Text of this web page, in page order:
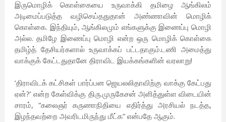
இருமொழிக் கொள்கையை உருவாக்கி தமிழை ஆங்கிலம்
அடிமைப்படுத்த வழிசெய்ததுதான் அண்ணாவின் மொழிக்
கொள்கை. இந்தியும், ஆங்கிலமும் எங்களுக்கு இணைப்பு மொழி
அல்ல. தமிழே இணைப்பு மொழி என்ற ஒரு மொழிக் கொள்கை
தமிழ்த் தேசியர்களால் உருவாக்கப் பட்டதாகும்.டணி அமைத்து
வாக்குக் கேட்டதுதானே திராவிட இயக்கங்களின் வரலாறு!
‘திராவிடக் கட்சிகள் பார்ப்பன‌ ஜெயலலிதாவிற்கு வாக்கு கேட்பது
ஏன்?’ என்ற கேள்விக்கு திரு.முருகேசன் அளித்துள்ள விடையின்
சாரம், “கலைஞர் கருணாநிதியை எதிர்த்து அரசியல் நடத்த,
இழந்தவற்றை அவரிடமிருந்து மீட்க” என்பதே ஆகும்.